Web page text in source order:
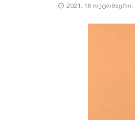
2021, 18 ოქტომბერი,